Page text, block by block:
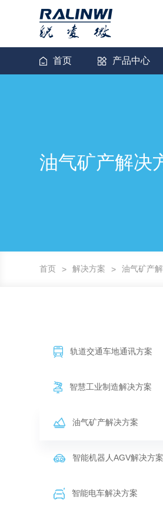
首页 产品中心
IOT WiFi模组
油气矿产解决
首页 > 解决方案 > 油气矿产
轨道交通车地通讯方案
智慧工业制造解决方案
油气矿产解决方案
智能机器人AGV解决方案
智能电车解决方案